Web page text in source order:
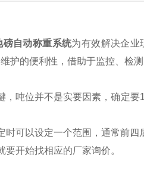
磅自动称重系统为有效解决企业
护的便利性，借助于监控、检
，吨位并不是实要因素，确定
时可以设定一个范围，通常前
开始找相应的厂家询价。